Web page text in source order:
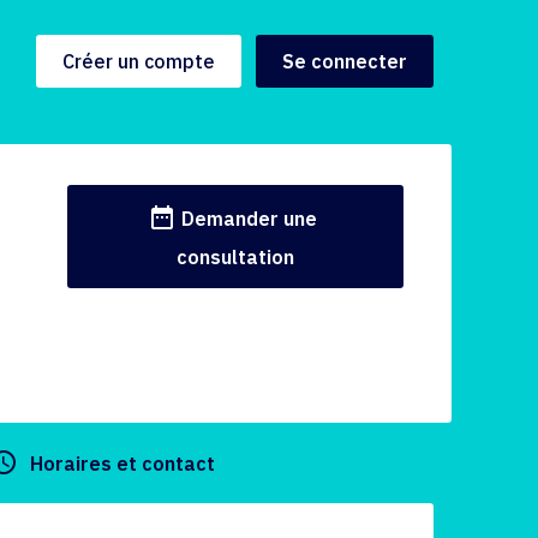
Créer un compte Se connecter
date_range Demander une
consultation
Horaires et contact